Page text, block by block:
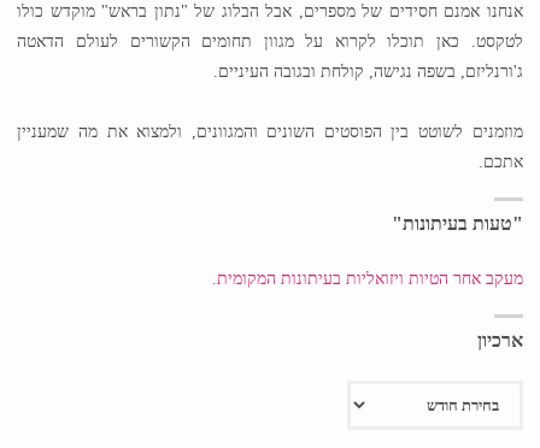
אנחנו אמנם חסידים של מספרים, אבל הבלוג של "נתון בראש" מוקדש כולו
לטקסט. כאן תוכלו לקרוא על מגוון תחומים הקשורים לעולם הדאטה
ג'ורנליזם, בשפה נגישה, קולחת ובגובה העיניים.
מוזמנים לשוטט בין הפוסטים השונים והמגוונים, ולמצוא את מה שמעניין
אתכם.
"טעות בעיתונות"
מעקב אחר הטיות ויזואליות בעיתונות המקומית.
ארכיון